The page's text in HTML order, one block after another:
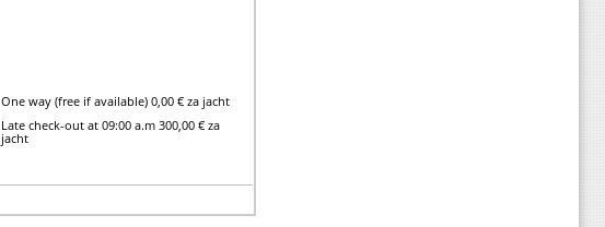
One way (free if available) 0,00 € za jacht
Late check-out at 09:00 a.m 300,00 € za
jacht